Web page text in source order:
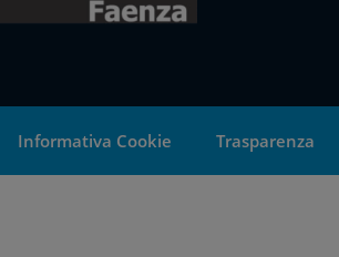
Informativa Cookie Trasparenza